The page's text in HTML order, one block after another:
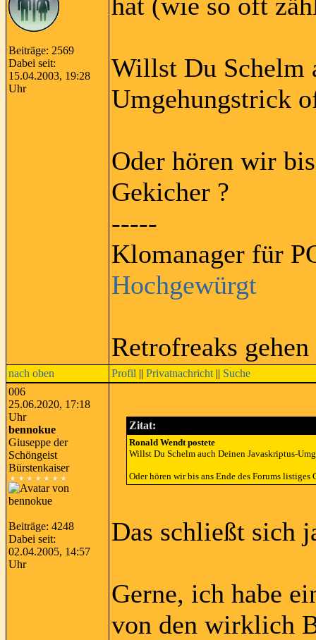
Beiträge: 2569
Dabei seit:
15.04.2003, 19:28
Uhr
Willst Du Schelm
Umgehungstrick
Oder hören wir
Gekicher ?
-----
Klomanager für
Hochgewürgt
Retrofreaks
nach oben Profil || Privatnachricht || Suche
006
25.06.2020, 17:18
Uhr
bennokue
Giuseppe der
Schöngeist
Bürstenkaiser
Beiträge: 4248
Dabei seit:
02.04.2005, 14:57
Uhr
Zitat:
Ronald Wendt postete
Willst Du Schelm auch Deinen Javaskriptus-
Oder hören wir bis ans Ende des Forums listiges
Das schließt sich
Gerne, ich habe
von den wirklich